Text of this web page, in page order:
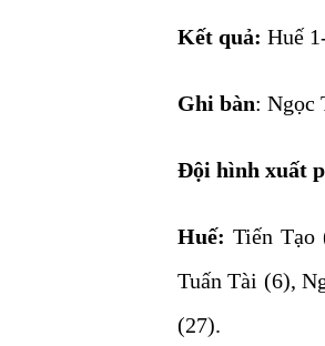
Kết quả: Huế
Ghi bàn: Ngọc
Đội hình xuất
Huế:Tiến Tạo
Tuấn Tài (6),
(27).